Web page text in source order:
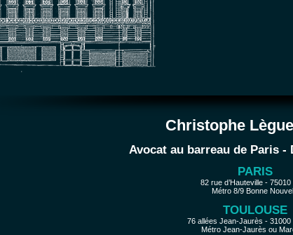
Christophe
Avocat au barreau de Paris
PARIS
82 rue d’Hauteville - 75010
Métro 8/9 Bonne
TOULOUSE
76 allées Jean-Jaurès - 31000
Métro Jean-Jaurès ou